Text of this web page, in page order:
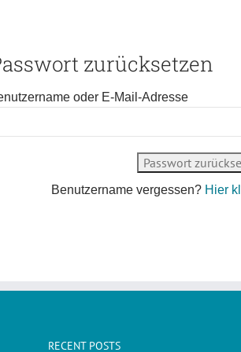
zurücksetzen
oder E-Mail-Adresse
Benutzername vergessen? Hier
RECENT POSTS